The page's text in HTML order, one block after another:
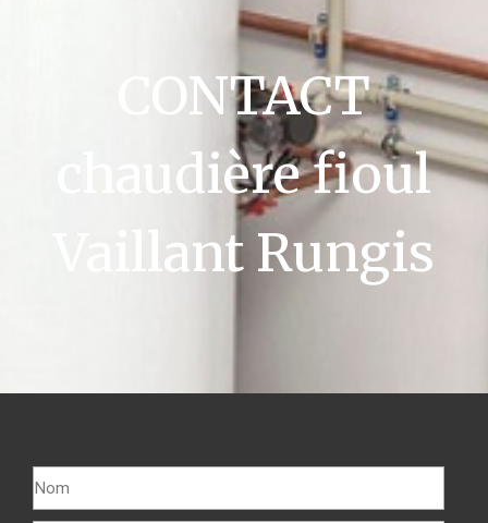
CONTACT
chaudière fioul
Vaillant Rungis